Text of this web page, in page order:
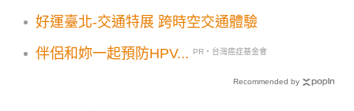
好運臺北-交通特展 跨時空交通體驗
伴侶和妳一起預防HPV...
PR・台灣癌症基金會
Recommended by